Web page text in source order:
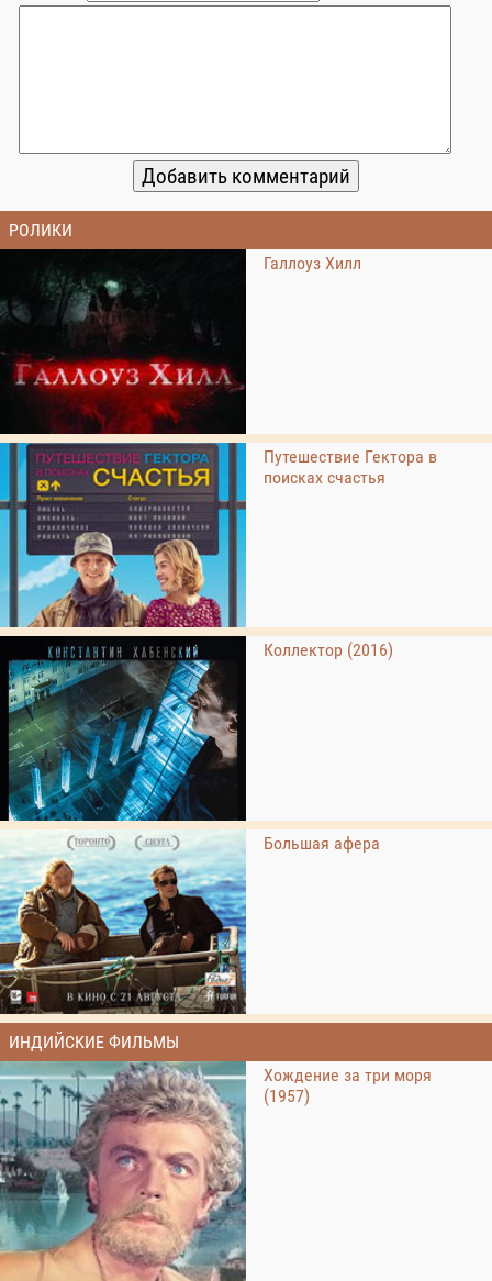
РОЛИКИ
Галлоуз Хилл
Путешествие Гектора в
поисках счастья
Коллектор (2016)
Большая афера
ИНДИЙСКИЕ ФИЛЬМЫ
Хождение за три моря
(1957)